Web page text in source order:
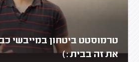
טרמוסטט ביטחון במייבשי
את זה בבית :)